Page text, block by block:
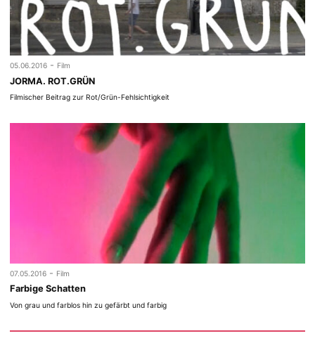
05.06.2016 - Film
JORMA. ROT.GRÜN
Filmischer Beitrag zur Rot/Grün-Fehlsichtigkeit
07.05.2016 - Film
Farbige Schatten
Von grau und farblos hin zu gefärbt und farbig